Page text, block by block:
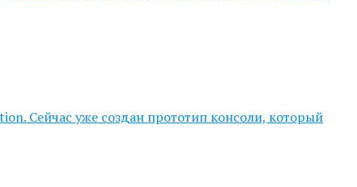
Сейчас уже создан прототип консоли, который